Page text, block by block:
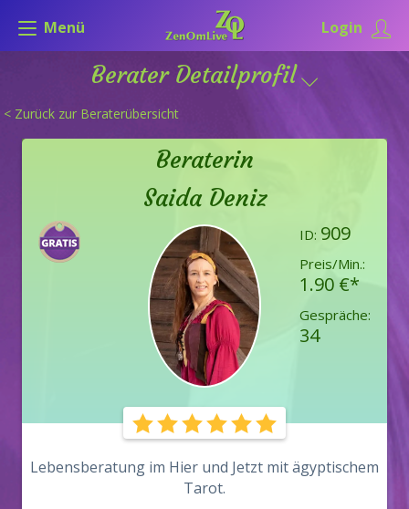
Menü Login
Berater Detailprofil
< Zurück zur Beraterübersicht
Beraterin
Saida Deniz
ID: 909
Preis/Min.:
1.90 €*
Gespräche:
34
Lebensberatung im Hier und Jetzt mit ägyptischem
Tarot.